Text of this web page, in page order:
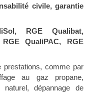
civile, garantie
RGE Qualibat,
QualiPAC, RGE
prestations, comme par
au gaz propane,
dépannage de